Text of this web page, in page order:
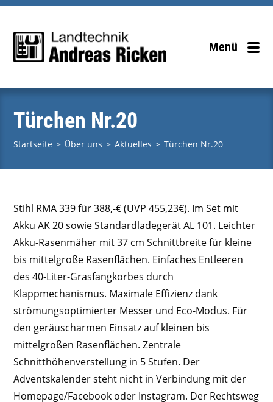
Zum
springen
Menü
Türchen Nr.20
Startseite > Über uns > Aktuelles > Türchen Nr.20
Stihl RMA 339 für 388,-€ (UVP 455,23€). Im Set mit
Akku AK 20 sowie Standardladegerät AL 101. Leichter
Akku-Rasenmäher mit 37 cm Schnittbreite für kleine
bis mittelgroße Rasenflächen. Einfaches Entleeren
des 40-Liter-Grasfangkorbes durch
Klappmechanismus. Maximale Effizienz dank
strömungsoptimierter Messer und Eco-Modus. Für
den geräuscharmen Einsatz auf kleinen bis
mittelgroßen Rasenflächen. Zentrale
Schnitthöhenverstellung in 5 Stufen. Der
Adventskalender steht nicht in Verbindung mit der
Homepage/Facebook oder Instagram. Der Rechtsweg